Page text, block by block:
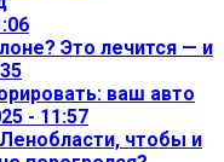
Это лечится — и
ваш авто
- 11:57
чтобы и